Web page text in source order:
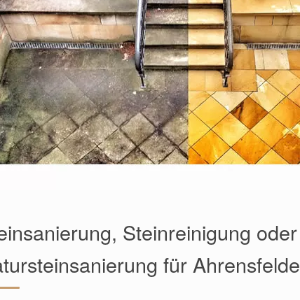
Steinreinigung oder
für Ahrensfelde